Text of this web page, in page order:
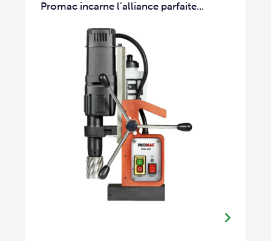
Promac incarne l’alliance parfaite...